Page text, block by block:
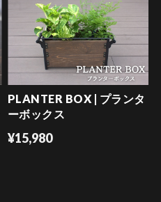
PLANTER BOX | プランタ
ーボックス
¥15,980